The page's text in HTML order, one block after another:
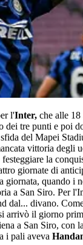
l'Inter, che alle 18
dei tre punti e poi
del Mapei
vittoria degli
la
giornate di
giornata, quando i
a San Siro. Per
dal... divano.
arrivò il giorno
a San Siro, con
i pali aveva